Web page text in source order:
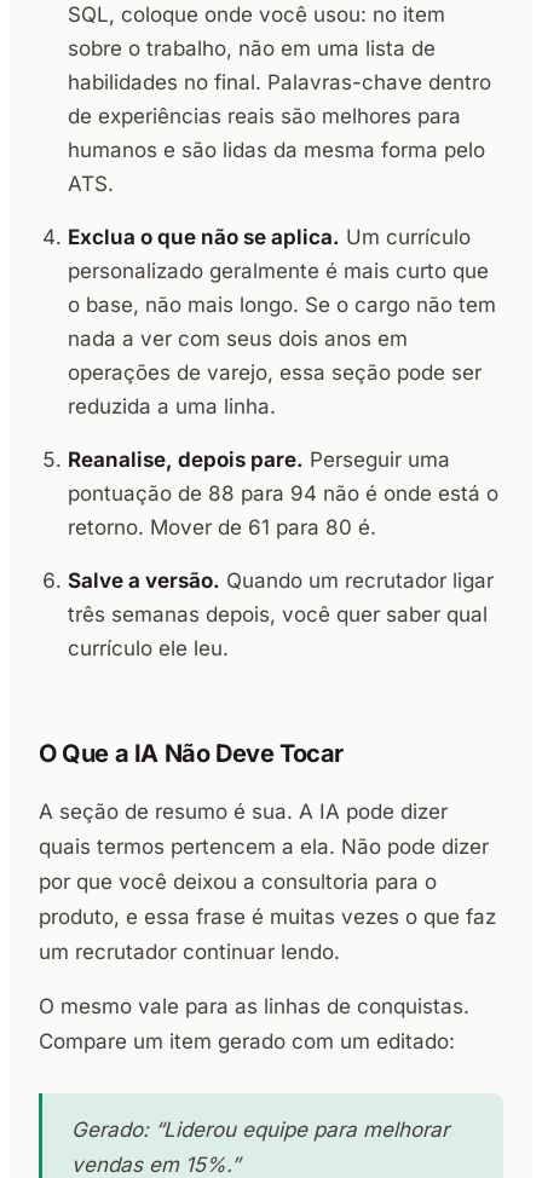
SQL, coloque onde você usou: no item
sobre o trabalho, não em uma lista de
habilidades no final. Palavras-chave dentro
de experiências reais são melhores para
humanos e são lidas da mesma forma pelo
ATS.
Exclua o que não se aplica. Um currículo
personalizado geralmente é mais curto que
o base, não mais longo. Se o cargo não tem
nada a ver com seus dois anos em
operações de varejo, essa seção pode ser
reduzida a uma linha.
Reanalise, depois pare. Perseguir uma
pontuação de 88 para 94 não é onde está o
retorno. Mover de 61 para 80 é.
Salve a versão. Quando um recrutador ligar
três semanas depois, você quer saber qual
currículo ele leu.
O Que a IA Não Deve Tocar
A seção de resumo é sua. A IA pode dizer
quais termos pertencem a ela. Não pode dizer
por que você deixou a consultoria para o
produto, e essa frase é muitas vezes o que faz
um recrutador continuar lendo.
O mesmo vale para as linhas de conquistas.
Compare um item gerado com um editado:
Gerado: “Liderou equipe para melhorar
vendas em 15%.”